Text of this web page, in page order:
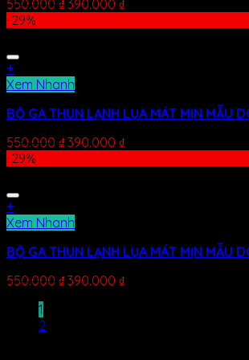
550.000 ₫ 390.000 ₫
-29%
+
Xem Nhanh
BỘ GA THUN LẠNH LỤA MÁT MỊN MẪU
550.000 ₫ 390.000 ₫
-29%
+
Xem Nhanh
BỘ GA THUN LẠNH LỤA MÁT MỊN MẪU
550.000 ₫ 390.000 ₫
1
2